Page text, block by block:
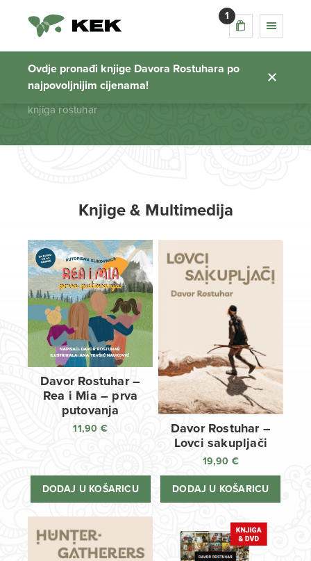
1
Ovdje pronađi knjige Davora Rostuhara po
najpovoljnijim cijenama!
knjiga rostuhar
Početna stranica
knjiga rostuhar
Knjige & Multimedija
Davor Rostuhar –
Rea i Mia – prva
putovanja
11,90 €
DODAJ U KOŠARICU
Davor Rostuhar –
Lovci sakupljači
19,90 €
DODAJ U KOŠARICU